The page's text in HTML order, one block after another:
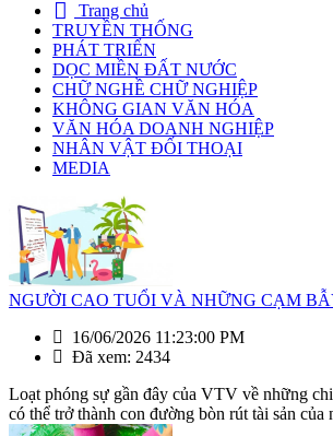
Trang chủ
TRUYỀN THỐNG
PHÁT TRIỂN
DỌC MIỀN ĐẤT NƯỚC
CHỮ NGHỀ CHỮ NGHIỆP
KHÔNG GIAN VĂN HÓA
VĂN HÓA DOANH NGHIỆP
NHÂN VẬT ĐỐI THOẠI
MEDIA
NGƯỜI CAO TUỔI VÀ NHỮNG CẠM
16/06/2026 11:23:00 PM
Đã xem: 2434
Loạt phóng sự gần đây của VTV về những
có thể trở thành con đường bòn rút tài sản